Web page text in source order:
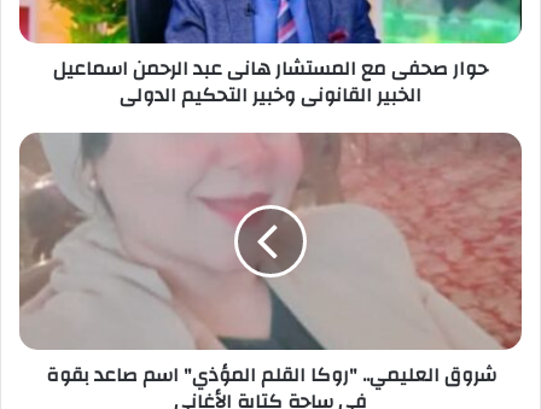
ت
ر
حوار صحفى مع المستشار هانى عبد الرحمن اسماعيل
الخبير القانونى وخبير التحكيم الدولى
شروق العليمي.. "روكا القلم المؤذي" اسم صاعد بقوة